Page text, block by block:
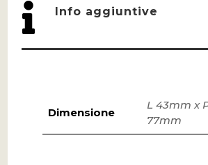
 Info aggiuntive
Dimensione
L 43mm x
77mm